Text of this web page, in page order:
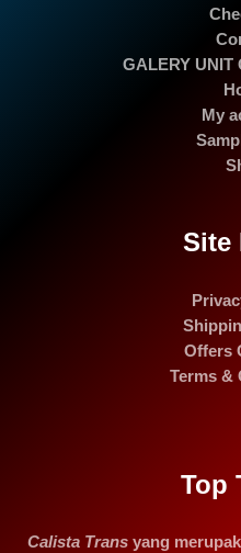
GALERY UNIT
My
Site
Offers
Terms &
Top
Calista Trans yang